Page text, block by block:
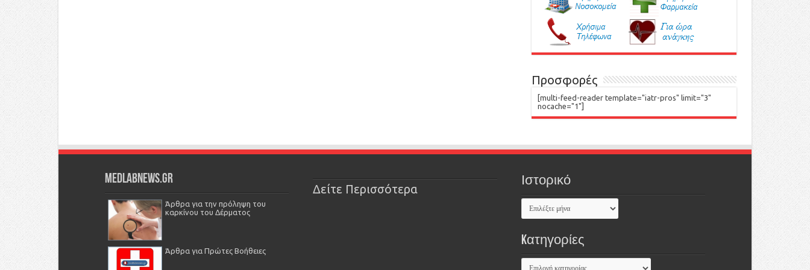
Προσφορές
[multi-feed-reader template="iatr-pros" limit="3"
nocache="1"]
Medlabnews.gr
Άρθρα για την πρόληψη του
καρκίνου του Δέρματος
Άρθρα για Πρώτες Βοήθειες
Δείτε Περισσότερα
Ιστορικό
Kατηγορίες